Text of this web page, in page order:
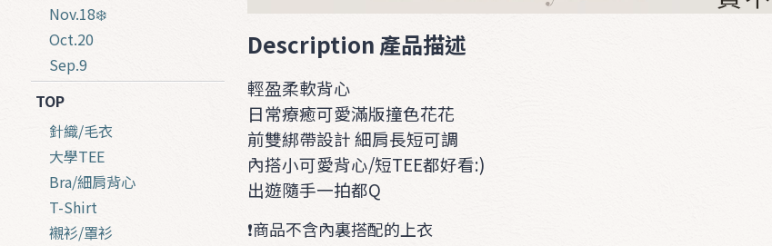
Nov.18❄️
Oct.20
Sep.9
TOP
針織/毛衣
大學TEE
Bra/細肩背心
T-Shirt
襯衫/罩衫
Description 產品描述
輕盈柔軟背心
日常療癒可愛滿版撞色花花
前雙綁帶設計 細肩長短可調
內搭小可愛背心/短TEE都好看:)
出遊隨手一拍都Q
❗️商品不含內裏搭配的上衣